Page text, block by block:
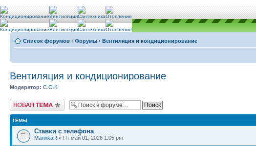
Список форумов ‹ Форумы ‹ Вентиляция и кондиционирование
Вентиляция и кондиционирование
Модератор: С.О.К.
Новая тема
ТЕМЫ
Ставки с телефона
MarinkaR » Пт май 01, 2026 1:05 pm